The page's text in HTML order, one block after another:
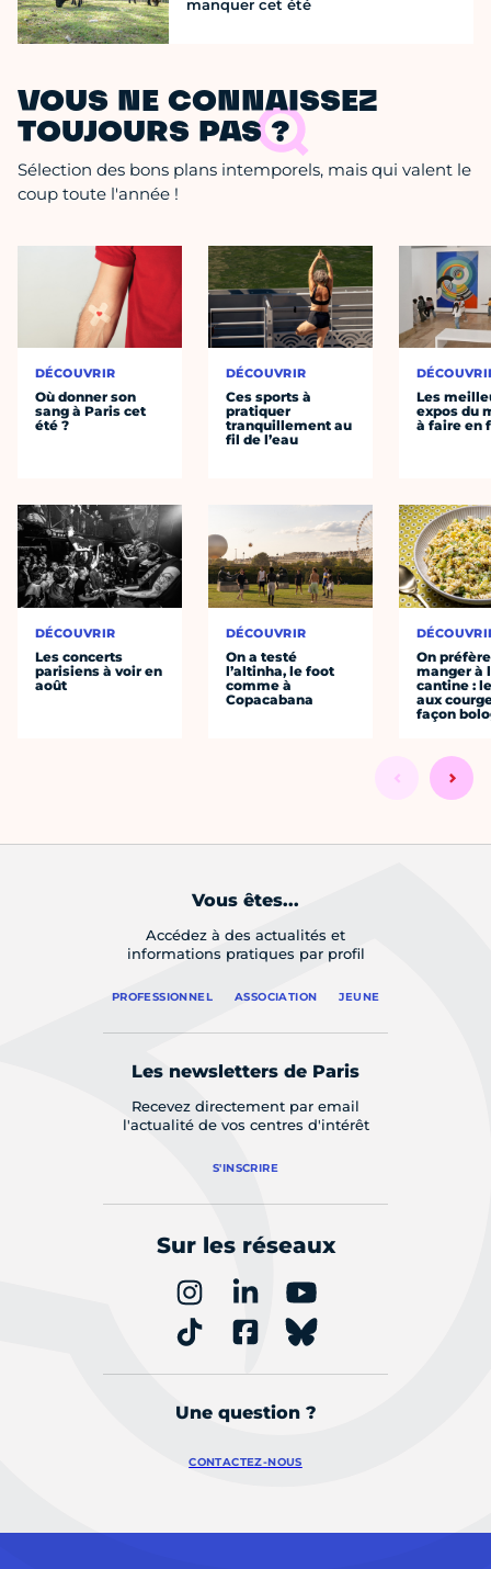
manquer cet été
VOUS NE CONNAISSEZ
TOUJOURS PAS ?
Sélection des bons plans intemporels, mais qui valent le
coup toute l'année !
DÉCOUVRIR
Où donner son
sang à Paris cet
été ?
DÉCOUVRIR
Les concerts
parisiens à voir en
août
DÉCOUVRIR
Ces sports à
pratiquer
tranquillement au
fil de l’eau
DÉCOUVRIR
On a testé
l’altinha, le foot
comme à
Copacabana
Les
expos du
à faire en
On préfère
manger à
cantine :
aux
façon
Vous êtes...
Accédez à des actualités et
informations pratiques par profil
PROFESSIONNEL ASSOCIATION JEUNE
Les newsletters de Paris
Recevez directement par email
l'actualité de vos centres d'intérêt
S'INSCRIRE
Sur les réseaux
Une question ?
CONTACTEZ-NOUS